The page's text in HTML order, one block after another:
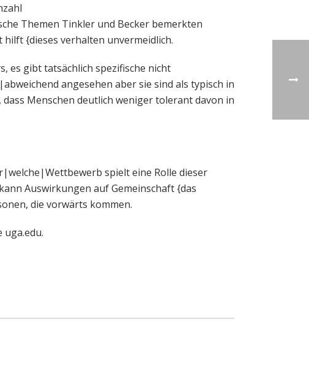
Themen Tinkler und Becker bemerkten
hilft {dieses verhalten unvermeidlich.
es gibt tatsächlich spezifische nicht
angesehen aber sie sind als typisch in
Menschen deutlich weniger tolerant davon in
spielt eine Rolle dieser
Auswirkungen auf Gemeinschaft {das
die vorwärts kommen.